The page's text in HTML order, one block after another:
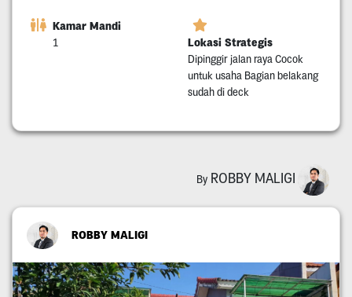
Kamar Mandi
1 Lokasi Strategis
Dipinggir jalan raya Cocok
untuk usaha Bagian belakang
sudah di deck
By ROBBY MALIGI
ROBBY MALIGI